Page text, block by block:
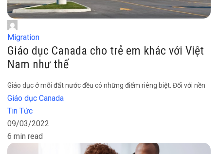
Migration
Giáo dục Canada cho trẻ em khác với Việt
Nam như thế
Giáo dục ở mỗi đất nước đều có những điểm riêng biệt. Đối với nền
Giáo dục Canada
Tin Tức
09/03/2022
6 min read